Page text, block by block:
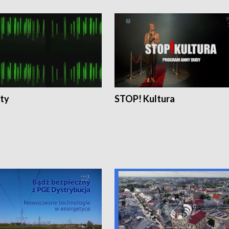
STOP! Kultura